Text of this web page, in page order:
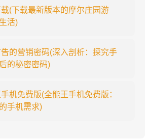
(下载最新版本的摩尔庄园游
活)
的营销密码(深入剖析：探究手
的秘密密码)
机免费版(全能王手机免费版：
手机需求)